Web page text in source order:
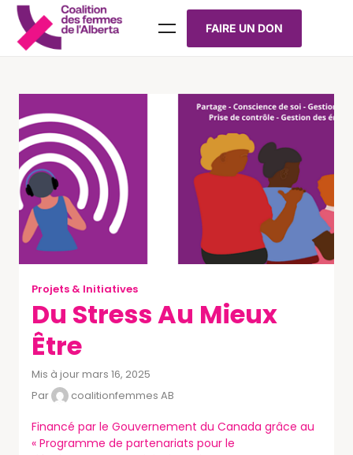
FAIRE UN DON
Projets & Initiatives
Du Stress Au Mieux
Être
Mis à jour mars 16, 2025
Par
coalitionfemmes AB
Financé par le Gouvernement du Canada grâce au
« Programme de partenariats pour le